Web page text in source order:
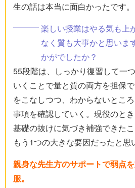
生の話は本当に面白かったです。
楽しい授業はやる気も上
なく質も大事かと思いま
かがでしたか？
55段階は、しっかり復習して一
いくことで量と質の両方を担保
をこなしつつ、わからないとこ
事項を確認していく。現役のと
基礎の抜けに気づき補強できた
もう1つの大きな要因だったと思
親身な先生方のサポートで弱点
服。